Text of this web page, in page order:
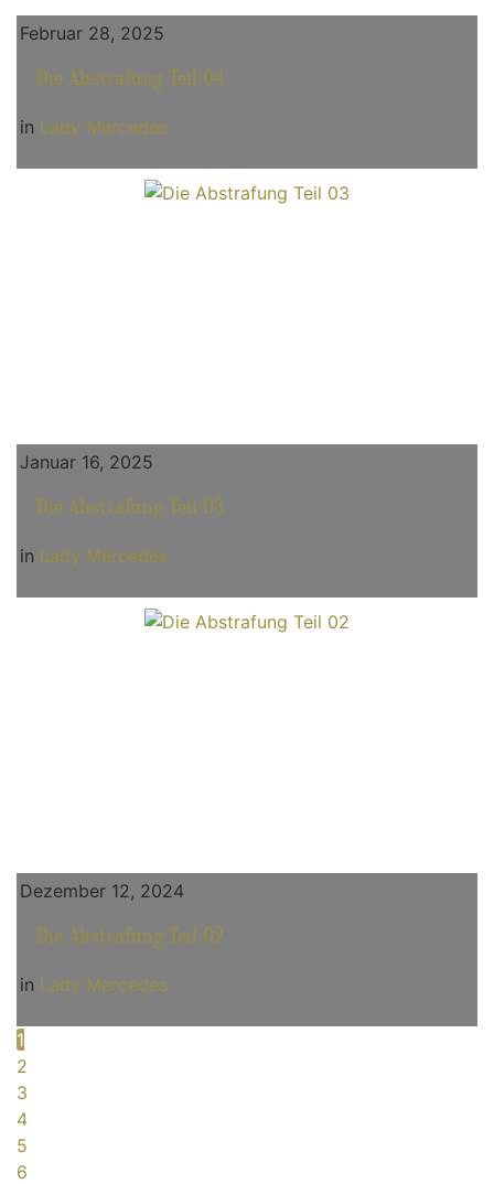
Februar 28, 2025
Die Abstrafung Teil 04
in Lady Mercedes
Januar 16, 2025
Die Abstrafung Teil 03
in Lady Mercedes
Dezember 12, 2024
Die Abstrafung Teil 02
in Lady Mercedes
1
2
3
4
5
6